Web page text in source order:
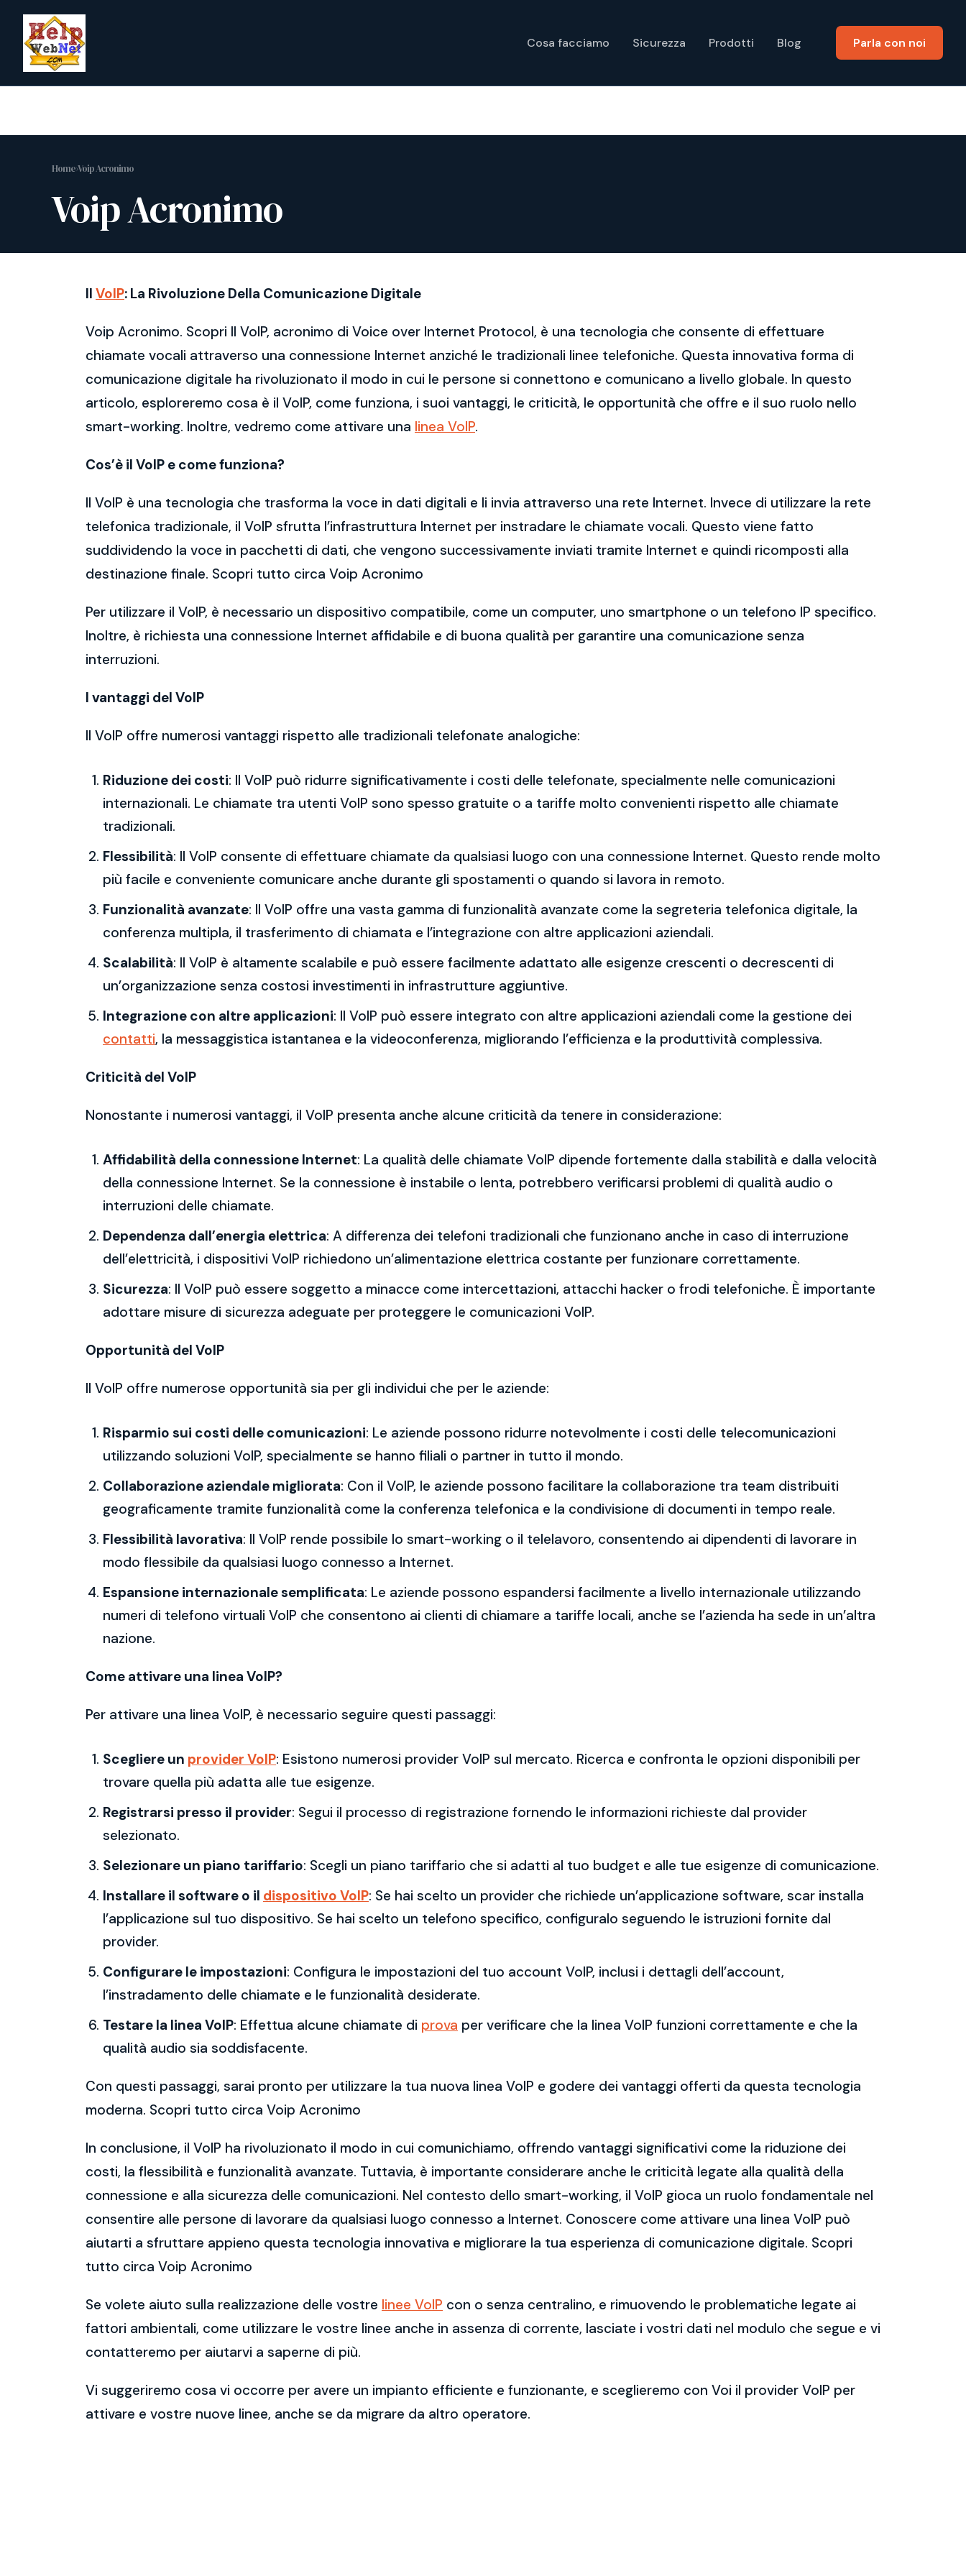
Cosa facciamo Sicurezza Prodotti Blog Parla con noi
contenuto
Home›Voip Acronimo
Voip Acronimo
Il VoIP: La Rivoluzione Della Comunicazione Digitale
Voip Acronimo. Scopri Il VoIP, acronimo di Voice over Internet Protocol, è una tecnologia che consente di effettuare
chiamate vocali attraverso una connessione Internet anziché le tradizionali linee telefoniche. Questa innovativa forma di
comunicazione digitale ha rivoluzionato il modo in cui le persone si connettono e comunicano a livello globale. In questo
articolo, esploreremo cosa è il VoIP, come funziona, i suoi vantaggi, le criticità, le opportunità che offre e il suo ruolo nello
smart-working. Inoltre, vedremo come attivare una linea VoIP.
Cos’è il VoIP e come funziona?
Il VoIP è una tecnologia che trasforma la voce in dati digitali e li invia attraverso una rete Internet. Invece di utilizzare la rete
telefonica tradizionale, il VoIP sfrutta l’infrastruttura Internet per instradare le chiamate vocali. Questo viene fatto
suddividendo la voce in pacchetti di dati, che vengono successivamente inviati tramite Internet e quindi ricomposti alla
destinazione finale. Scopri tutto circa Voip Acronimo
Per utilizzare il VoIP, è necessario un dispositivo compatibile, come un computer, uno smartphone o un telefono IP specifico.
Inoltre, è richiesta una connessione Internet affidabile e di buona qualità per garantire una comunicazione senza
interruzioni.
I vantaggi del VoIP
Il VoIP offre numerosi vantaggi rispetto alle tradizionali telefonate analogiche:
Riduzione dei costi: Il VoIP può ridurre significativamente i costi delle telefonate, specialmente nelle comunicazioni
internazionali. Le chiamate tra utenti VoIP sono spesso gratuite o a tariffe molto convenienti rispetto alle chiamate
tradizionali.
Flessibilità: Il VoIP consente di effettuare chiamate da qualsiasi luogo con una connessione Internet. Questo rende molto
più facile e conveniente comunicare anche durante gli spostamenti o quando si lavora in remoto.
Funzionalità avanzate: Il VoIP offre una vasta gamma di funzionalità avanzate come la segreteria telefonica digitale, la
conferenza multipla, il trasferimento di chiamata e l’integrazione con altre applicazioni aziendali.
Scalabilità: Il VoIP è altamente scalabile e può essere facilmente adattato alle esigenze crescenti o decrescenti di
un’organizzazione senza costosi investimenti in infrastrutture aggiuntive.
Integrazione con altre applicazioni: Il VoIP può essere integrato con altre applicazioni aziendali come la gestione dei
contatti, la messaggistica istantanea e la videoconferenza, migliorando l’efficienza e la produttività complessiva.
Criticità del VoIP
Nonostante i numerosi vantaggi, il VoIP presenta anche alcune criticità da tenere in considerazione:
Affidabilità della connessione Internet: La qualità delle chiamate VoIP dipende fortemente dalla stabilità e dalla velocità
della connessione Internet. Se la connessione è instabile o lenta, potrebbero verificarsi problemi di qualità audio o
interruzioni delle chiamate.
Dependenza dall’energia elettrica: A differenza dei telefoni tradizionali che funzionano anche in caso di interruzione
dell’elettricità, i dispositivi VoIP richiedono un’alimentazione elettrica costante per funzionare correttamente.
Sicurezza: Il VoIP può essere soggetto a minacce come intercettazioni, attacchi hacker o frodi telefoniche. È importante
adottare misure di sicurezza adeguate per proteggere le comunicazioni VoIP.
Opportunità del VoIP
Il VoIP offre numerose opportunità sia per gli individui che per le aziende:
Risparmio sui costi delle comunicazioni: Le aziende possono ridurre notevolmente i costi delle telecomunicazioni
utilizzando soluzioni VoIP, specialmente se hanno filiali o partner in tutto il mondo.
Collaborazione aziendale migliorata: Con il VoIP, le aziende possono facilitare la collaborazione tra team distribuiti
geograficamente tramite funzionalità come la conferenza telefonica e la condivisione di documenti in tempo reale.
Flessibilità lavorativa: Il VoIP rende possibile lo smart-working o il telelavoro, consentendo ai dipendenti di lavorare in
modo flessibile da qualsiasi luogo connesso a Internet.
Espansione internazionale semplificata: Le aziende possono espandersi facilmente a livello internazionale utilizzando
numeri di telefono virtuali VoIP che consentono ai clienti di chiamare a tariffe locali, anche se l’azienda ha sede in un’altra
nazione.
Come attivare una linea VoIP?
Per attivare una linea VoIP, è necessario seguire questi passaggi:
Scegliere un provider VoIP: Esistono numerosi provider VoIP sul mercato. Ricerca e confronta le opzioni disponibili per
trovare quella più adatta alle tue esigenze.
Registrarsi presso il provider: Segui il processo di registrazione fornendo le informazioni richieste dal provider
selezionato.
Selezionare un piano tariffario: Scegli un piano tariffario che si adatti al tuo budget e alle tue esigenze di comunicazione.
Installare il software o il dispositivo VoIP: Se hai scelto un provider che richiede un’applicazione software, scar installa
l’applicazione sul tuo dispositivo. Se hai scelto un telefono specifico, configuralo seguendo le istruzioni fornite dal
provider.
Configurare le impostazioni: Configura le impostazioni del tuo account VoIP, inclusi i dettagli dell’account,
l’instradamento delle chiamate e le funzionalità desiderate.
Testare la linea VoIP: Effettua alcune chiamate di prova per verificare che la linea VoIP funzioni correttamente e che la
qualità audio sia soddisfacente.
Con questi passaggi, sarai pronto per utilizzare la tua nuova linea VoIP e godere dei vantaggi offerti da questa tecnologia
moderna. Scopri tutto circa Voip Acronimo
In conclusione, il VoIP ha rivoluzionato il modo in cui comunichiamo, offrendo vantaggi significativi come la riduzione dei
costi, la flessibilità e funzionalità avanzate. Tuttavia, è importante considerare anche le criticità legate alla qualità della
connessione e alla sicurezza delle comunicazioni. Nel contesto dello smart-working, il VoIP gioca un ruolo fondamentale nel
consentire alle persone di lavorare da qualsiasi luogo connesso a Internet. Conoscere come attivare una linea VoIP può
aiutarti a sfruttare appieno questa tecnologia innovativa e migliorare la tua esperienza di comunicazione digitale. Scopri
tutto circa Voip Acronimo
Se volete aiuto sulla realizzazione delle vostre linee VoIP con o senza centralino, e rimuovendo le problematiche legate ai
fattori ambientali, come utilizzare le vostre linee anche in assenza di corrente, lasciate i vostri dati nel modulo che segue e vi
contatteremo per aiutarvi a saperne di più.
Vi suggeriremo cosa vi occorre per avere un impianto efficiente e funzionante, e sceglieremo con Voi il provider VoIP per
attivare e vostre nuove linee, anche se da migrare da altro operatore.